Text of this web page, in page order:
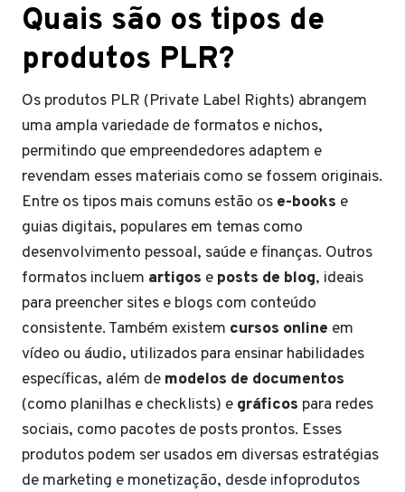
Quais são os tipos de
produtos PLR?
Os produtos PLR (Private Label Rights) abrangem
uma ampla variedade de formatos e nichos,
permitindo que empreendedores adaptem e
revendam esses materiais como se fossem originais.
Entre os tipos mais comuns estão os e-books e
guias digitais, populares em temas como
desenvolvimento pessoal, saúde e finanças. Outros
formatos incluem artigos e posts de blog, ideais
para preencher sites e blogs com conteúdo
consistente. Também existem cursos online em
vídeo ou áudio, utilizados para ensinar habilidades
específicas, além de modelos de documentos
(como planilhas e checklists) e gráficos para redes
sociais, como pacotes de posts prontos. Esses
produtos podem ser usados em diversas estratégias
de marketing e monetização, desde infoprodutos